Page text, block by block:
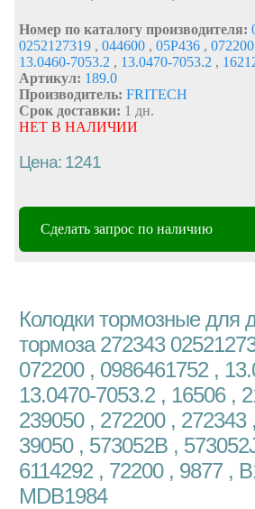
Номер по каталогу производителя:
0252127319 , 044600 , 05P436 , 072200
13.0460-7053.2 , 13.0470-7053.2 ,
Артикул: 189.0
Производитель: FRITECH
Срок доставки: 1 дн.
НЕТ В НАЛИЧИИ
Цена: 1241
Сделать запрос по наличию
Колодки тормозные для
тормоза 272343
072200 , 0986461752 ,
13.0470-7053.2 , 16506 ,
239050 , 272200 , 272343
39050 , 573052B ,
6114292 , 72200 , 9877 ,
MDB1984